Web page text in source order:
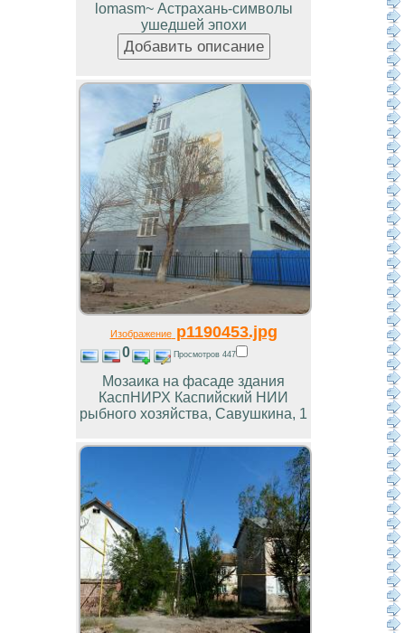
lomasm~ Астрахань-символы
ушедшей эпохи
Изображениеp1190453.jpg
0 Просмотров 447
Мозаика на фасаде здания
КаспНИРХ Каспийский НИИ
рыбного хозяйства, Савушкина, 1